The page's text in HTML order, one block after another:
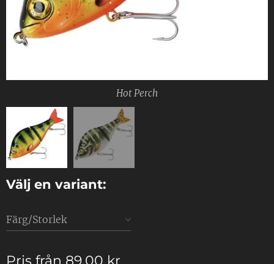
Hot Perch
Pike
Välj en variant:
Färg/Storlek
Pris från 89,00 kr